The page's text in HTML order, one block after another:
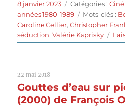
Publié
le
8 janvier 2023 Catégories
Catégories :
années 1980-1989
Étiquettes
Mots-clés :
Caroline Cellier,Christopher
séduction,Valérie Kaprisky
22 mai 2018
Gouttes d’eau sur
(2000) de François